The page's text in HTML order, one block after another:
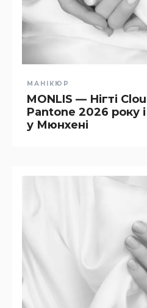
МАНІКЮР
MONLIS — Нігті
Pantone 2026 року
у Мюнхені